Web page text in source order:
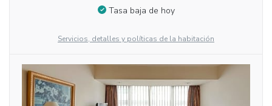
Tasa baja de hoy
Servicios, detalles y políticas de la habitación